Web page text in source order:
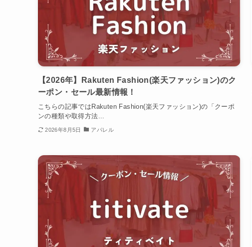
【2026年】Rakuten Fashion(楽天ファッション)のク
ーポン・セール最新情報！
こちらの記事ではRakuten Fashion(楽天ファッション)の「クーポ
ンの種類や取得方法...
2026年8月5日 アパレル